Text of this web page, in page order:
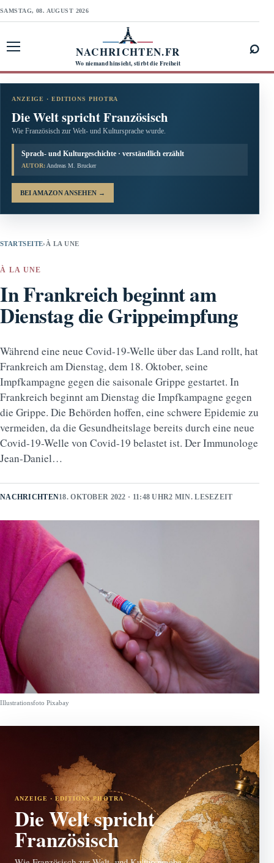
SAMSTAG, 08. AUGUST 2026
NACHRICHTEN.FR
Wo niemand hinsieht, stirbt die Freiheit
⌕
ANZEIGE · EDITIONS PHOTRA
Die Welt spricht Französisch
Wie Französisch zur Welt- und Kultursprache wurde.
Sprach- und Kulturgeschichte · verständlich erzählt
AUTOR: Andreas M. Brucker
BEI AMAZON ANSEHEN →
STARTSEITE› À LA UNE
À LA UNE
In Frankreich beginnt am
Dienstag die Grippeimpfung
Während eine neue Covid-19-Welle über das Land rollt, hat
Frankreich am Dienstag, dem 18. Oktober, seine
Impfkampagne gegen die saisonale Grippe gestartet. In
Frankreich beginnt am Dienstag die Impfkampagne gegen
die Grippe. Die Behörden hoffen, eine schwere Epidemie zu
vermeiden, da die Gesundheitslage bereits durch eine neue
Covid-19-Welle von Covid-19 belastet ist. Der Immunologe
Jean-Daniel…
NACHRICHTEN18. OKTOBER 2022 · 11:48 UHR2 MIN. LESEZEIT
Illustrationsfoto Pixabay
ANZEIGE · EDITIONS PHOTRA
Die Welt spricht
Französisch